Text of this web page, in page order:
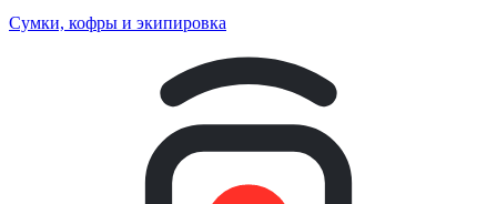
Сумки, кофры и экипировка